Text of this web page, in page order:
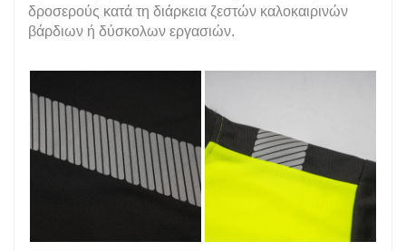
δροσερούς κατά τη διάρκεια ζεστών καλοκαιρινών
βάρδιων ή δύσκολων εργασιών.